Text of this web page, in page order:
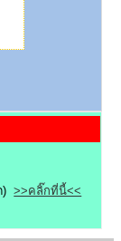
ด)>>คลิ๊กที่นี้<<